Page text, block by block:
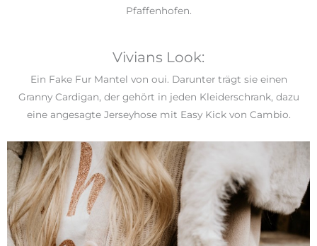
Pfaffenhofen.
Vivians Look:
Ein Fake Fur Mantel von oui. Darunter trägt sie einen
Granny Cardigan, der gehört in jeden Kleiderschrank, dazu
eine angesagte Jerseyhose mit Easy Kick von Cambio.